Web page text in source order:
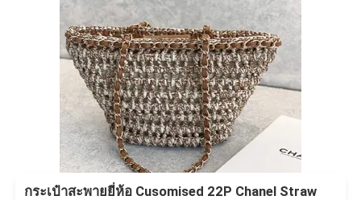
กระเป๋าสะพายยี่ห้อ Cusomised 22P Chanel Straw